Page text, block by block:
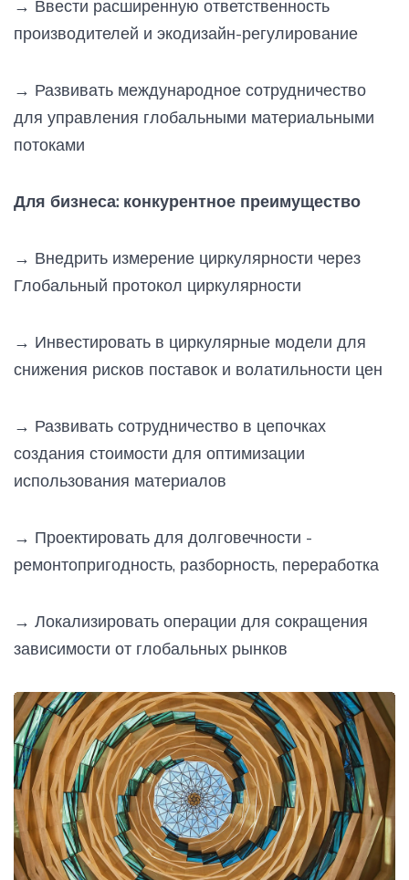
→ Ввести расширенную ответственность
производителей и экодизайн-регулирование
→ Развивать международное сотрудничество
для управления глобальными материальными
потоками
Для бизнеса: конкурентное преимущество
→ Внедрить измерение циркулярности через
Глобальный протокол циркулярности
→ Инвестировать в циркулярные модели для
снижения рисков поставок и волатильности цен
→ Развивать сотрудничество в цепочках
создания стоимости для оптимизации
использования материалов
→ Проектировать для долговечности -
ремонтопригодность, разборность, переработка
→ Локализировать операции для сокращения
зависимости от глобальных рынков